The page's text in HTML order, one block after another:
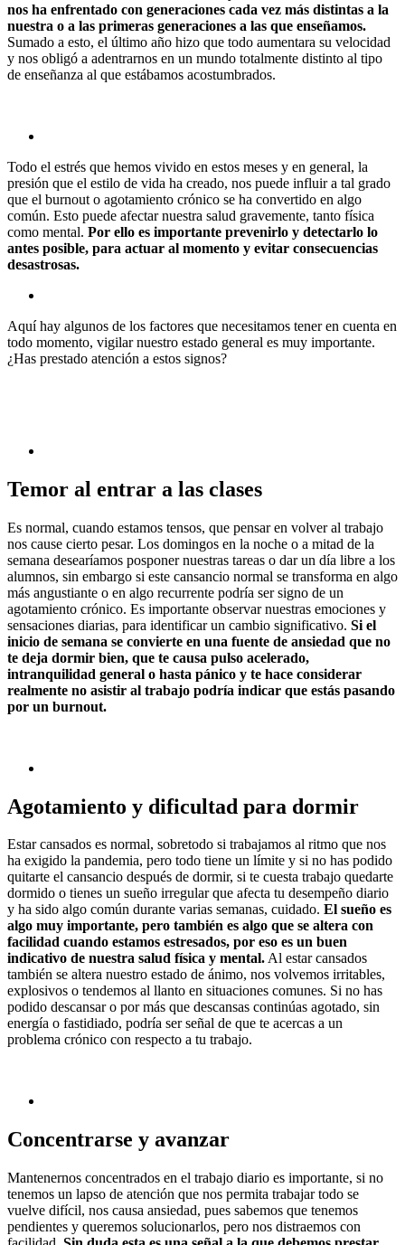
nos ha enfrentado con generaciones cada vez más distintas a la
nuestra o a las primeras generaciones a las que enseñamos.
Sumado a esto, el último año hizo que todo aumentara su velocidad
y nos obligó a adentrarnos en un mundo totalmente distinto al tipo
de enseñanza al que estábamos acostumbrados.
Todo el estrés que hemos vivido en estos meses y en general, la
presión que el estilo de vida ha creado, nos puede influir a tal grado
que el burnout o agotamiento crónico se ha convertido en algo
común. Esto puede afectar nuestra salud gravemente, tanto física
como mental. Por ello es importante prevenirlo y detectarlo lo
antes posible, para actuar al momento y evitar consecuencias
desastrosas.
Aquí hay algunos de los factores que necesitamos tener en cuenta en
todo momento, vigilar nuestro estado general es muy importante.
¿Has prestado atención a estos signos?
Temor al entrar a las clases
Es normal, cuando estamos tensos, que pensar en volver al trabajo
nos cause cierto pesar. Los domingos en la noche o a mitad de la
semana desearíamos posponer nuestras tareas o dar un día libre a los
alumnos, sin embargo si este cansancio normal se transforma en algo
más angustiante o en algo recurrente podría ser signo de un
agotamiento crónico. Es importante observar nuestras emociones y
sensaciones diarias, para identificar un cambio significativo. Si el
inicio de semana se convierte en una fuente de ansiedad que no
te deja dormir bien, que te causa pulso acelerado,
intranquilidad general o hasta pánico y te hace considerar
realmente no asistir al trabajo podría indicar que estás pasando
por un burnout.
Agotamiento y dificultad para dormir
Estar cansados es normal, sobretodo si trabajamos al ritmo que nos
ha exigido la pandemia, pero todo tiene un límite y si no has podido
quitarte el cansancio después de dormir, si te cuesta trabajo quedarte
dormido o tienes un sueño irregular que afecta tu desempeño diario
y ha sido algo común durante varias semanas, cuidado. El sueño es
algo muy importante, pero también es algo que se altera con
facilidad cuando estamos estresados, por eso es un buen
indicativo de nuestra salud física y mental.Al estar cansados
también se altera nuestro estado de ánimo, nos volvemos irritables,
explosivos o tendemos al llanto en situaciones comunes. Si no has
podido descansar o por más que descansas continúas agotado, sin
energía o fastidiado, podría ser señal de que te acercas a un
problema crónico con respecto a tu trabajo.
Concentrarse y avanzar
Mantenernos concentrados en el trabajo diario es importante, si no
tenemos un lapso de atención que nos permita trabajar todo se
vuelve difícil, nos causa ansiedad, pues sabemos que tenemos
pendientes y queremos solucionarlos, pero nos distraemos con